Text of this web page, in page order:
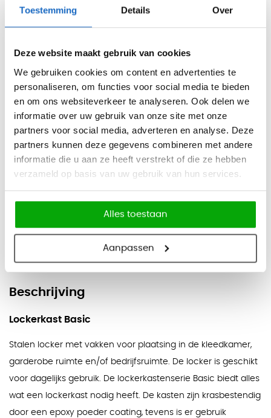
Toestemming Details Over
Deze website maakt gebruik van cookies
We gebruiken cookies om content en advertenties te
personaliseren, om functies voor social media te bieden
en om ons websiteverkeer te analyseren. Ook delen we
informatie over uw gebruik van onze site met onze
partners voor social media, adverteren en analyse. Deze
partners kunnen deze gegevens combineren met andere
informatie die u aan ze heeft verstrekt of die ze hebben
verzameld op basis van uw gebruik van hun services.
Alles toestaan
Aanpassen
Levertijd: 2-5 werkdagen
- + In winkelwagen
Offerte aanvragen
Professionele bezorg- en montageservice
Inspirerende showroom in Haarlem
Beschrijving
Lockerkast Basic
Stalen locker met vakken voor plaatsing in de kleedkamer,
garderobe ruimte en/of bedrijfsruimte. De locker is geschikt
voor dagelijks gebruik. De lockerkastenserie Basic biedt alles
wat een lockerkast nodig heeft. De kasten zijn krasbestendig
door een epoxy poeder coating, tevens is er gebruik